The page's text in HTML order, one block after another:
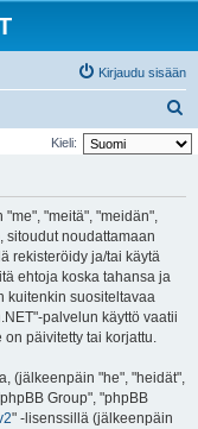
Kirjaudu sisään
t
Kieli:
"meitä", "meidän",
sitoudut noudattamaan
rekisteröidy ja/tai käytä
ehtoja koska tahansa ja
kuitenkin suositeltavaa
palvelun käyttö vaatii
päivitetty tai korjattu.
(jälkeenpäin "he", "heidät",
Group", "phpBB
" -lisenssillä (jälkeenpäin